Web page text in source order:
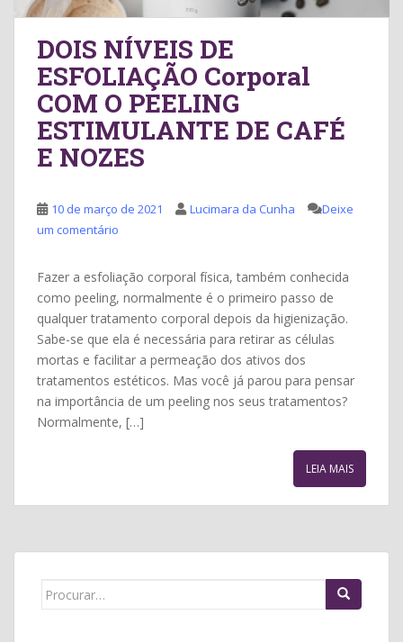
DOIS NÍVEIS DE
ESFOLIAÇÃO Corporal
COM O PEELING
ESTIMULANTE DE CAFÉ
E NOZES
10 de março de 2021 Lucimara da Cunha
Deixe
um comentário
Fazer a esfoliação corporal física, também conhecida
como peeling, normalmente é o primeiro passo de
qualquer tratamento corporal depois da higienização.
Sabe-se que ela é necessária para retirar as células
mortas e facilitar a permeação dos ativos dos
tratamentos estéticos. Mas você já parou para pensar
na importância de um peeling nos seus tratamentos?
Normalmente, […]
LEIA MAIS
Search